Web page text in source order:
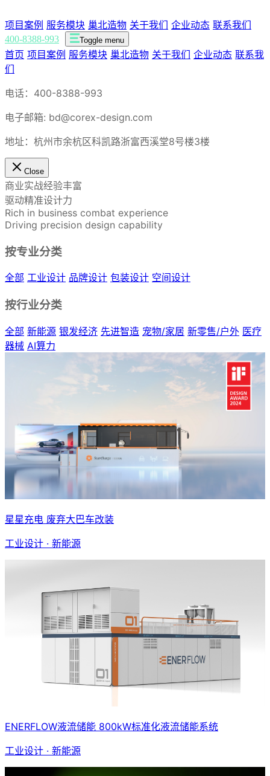
项目案例 服务模块 巢北造物 关于我们 企业动态 联系我们
400-8388-993 Toggle menu
首页 项目案例 服务模块 巢北造物 关于我们 企业动态 联系我
们
电话：400-8388-993
电子邮箱: bd@corex-design.com
地址：杭州市余杭区科凯路浙富西溪堂8号楼3楼
Close
商业实战经验丰富
驱动精准设计力
Rich in business combat experience
Driving precision design capability
按专业分类
全部 工业设计 品牌设计 包装设计 空间设计
按行业分类
全部 新能源 银发经济 先进智造 宠物/家居 新零售/户外 医疗
器械 AI算力
星星充电 废弃大巴车改装
工业设计 · 新能源
ENERFLOW液流储能 800kW标准化液流储能系统
工业设计 · 新能源